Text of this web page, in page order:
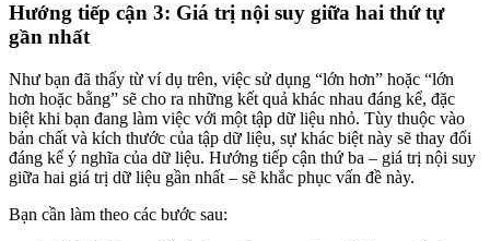
Hướng tiếp cận 3: Giá trị nội suy giữa hai thứ tự
gần nhất
Như bạn đã thấy từ ví dụ trên, việc sử dụng “lớn hơn” hoặc “lớn
hơn hoặc bằng” sẽ cho ra những kết quả khác nhau đáng kể, đặc
biệt khi bạn đang làm việc với một tập dữ liệu nhỏ. Tùy thuộc vào
bản chất và kích thước của tập dữ liệu, sự khác biệt này sẽ thay đổi
đáng kể ý nghĩa của dữ liệu. Hướng tiếp cận thứ ba – giá trị nội suy
giữa hai giá trị dữ liệu gần nhất – sẽ khắc phục vấn đề này.
Bạn cần làm theo các bước sau: